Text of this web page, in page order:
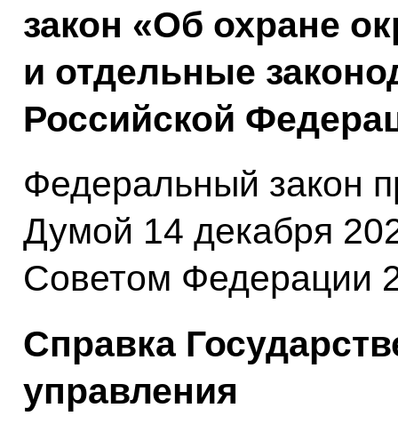
закон «Об охране
и отдельные
Российской
Федеральный закон
Думой 14 декабря
Советом Федерации
Справка
управления